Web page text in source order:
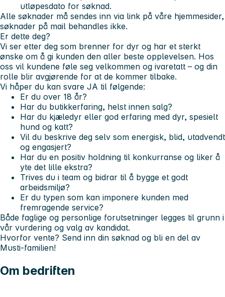
utløpesdato for søknad.
Alle søknader må sendes inn via link på våre hjemmesider,
søknader på mail behandles ikke.
Er dette deg?
Vi ser etter deg som brenner for dyr og har et sterkt
ønske om å gi kunden den aller beste opplevelsen. Hos
oss vil kundene føle seg velkommen og ivaretatt – og din
rolle blir avgjørende for at de kommer tilbake.
Vi håper du kan svare JA til følgende:
Er du over 18 år?
Har du butikkerfaring, helst innen salg?
Har du kjæledyr eller god erfaring med dyr, spesielt
hund og katt?
Vil du beskrive deg selv som energisk, blid, utadvendt
og engasjert?
Har du en positiv holdning til konkurranse og liker å
yte det lille ekstra?
Trives du i team og bidrar til å bygge et godt
arbeidsmiljø?
Er du typen som kan imponere kunden med
fremragende service?
Både faglige og personlige forutsetninger legges til grunn i
vår vurdering og valg av kandidat.
Hvorfor vente? Send inn din søknad og bli en del av
Musti-familien!
Om bedriften